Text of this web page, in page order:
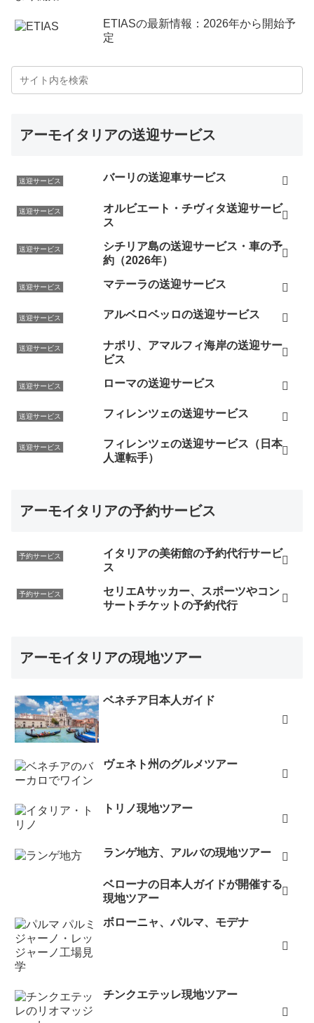
ETIASの最新情報：2026年から開始予
定
アーモイタリアの送迎サービス
送迎サービス バーリの送迎車サービス
送迎サービス
オルビエート・チヴィタ送迎サービ
ス
送迎サービス
シチリア島の送迎サービス・車の予
約（2026年）
送迎サービス マテーラの送迎サービス
送迎サービス アルベロベッロの送迎サービス
送迎サービス
ナポリ、アマルフィ海岸の送迎サー
ビス
送迎サービス ローマの送迎サービス
送迎サービス フィレンツェの送迎サービス
送迎サービス
フィレンツェの送迎サービス（日本
人運転手）
アーモイタリアの予約サービス
予約サービス
イタリアの美術館の予約代行サービ
ス
予約サービス
セリエAサッカー、スポーツやコン
サートチケットの予約代行
アーモイタリアの現地ツアー
ベネチア日本人ガイド
ヴェネト州のグルメツアー
トリノ現地ツアー
ランゲ地方、アルバの現地ツアー
ベローナの日本人ガイドが開催する
現地ツアー
ボローニャ、パルマ、モデナ
チンクエテッレ現地ツアー